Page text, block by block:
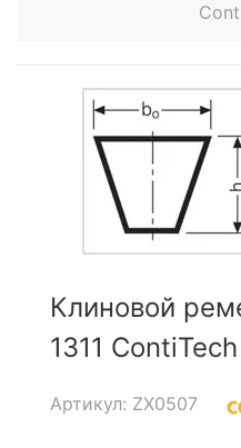
Клиновой
1311 ContiTech
Артикул: ZX0507